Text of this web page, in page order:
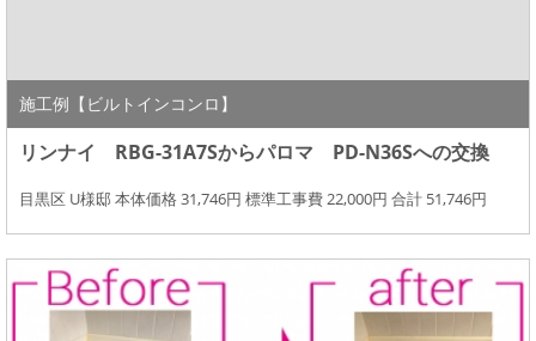
施工例【ビルトインコンロ】
リンナイ RBG-31A7Sからパロマ PD-N36Sへの交換
目黒区 U様邸 本体価格 31,746円 標準工事費 22,000円 合計 51,746円